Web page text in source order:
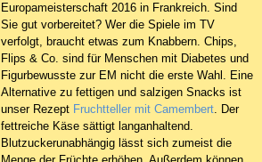
Europameisterschaft 2016 in Frankreich. Sind
Sie gut vorbereitet? Wer die Spiele im TV
verfolgt, braucht etwas zum Knabbern. Chips,
Flips & Co. sind für Menschen mit Diabetes und
Figurbewusste zur EM nicht die erste Wahl. Eine
Alternative zu fettigen und salzigen Snacks ist
unser Rezept Fruchtteller mit Camembert. Der
fettreiche Käse sättigt langanhaltend.
Blutzuckerunabhängig lässt sich zumeist die